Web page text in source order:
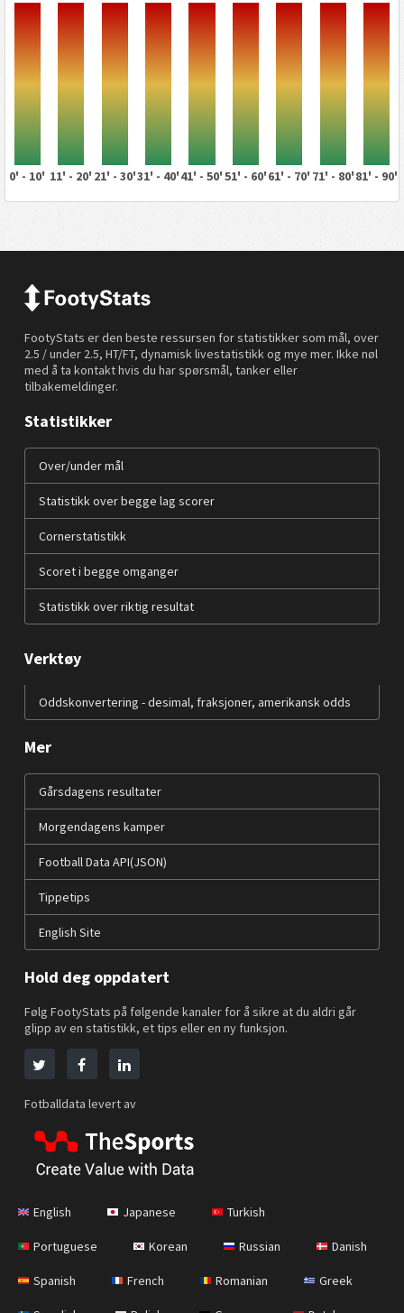
0' - 10' 11' - 20' 21' - 30'31' - 40'41' - 50'51' - 60'61' - 70' 71' - 80'81' - 90'
FootyStats er den beste ressursen for statistikker som mål, over
2.5 / under 2.5, HT/FT, dynamisk livestatistikk og mye mer. Ikke nøl
med å ta kontakt hvis du har spørsmål, tanker eller
tilbakemeldinger.
Statistikker
Over/under mål
Statistikk over begge lag scorer
Cornerstatistikk
Scoret i begge omganger
Statistikk over riktig resultat
Verktøy
Oddskonvertering - desimal, fraksjoner, amerikansk odds
Mer
Gårsdagens resultater
Morgendagens kamper
Football Data API(JSON)
Tippetips
English Site
Hold deg oppdatert
Følg FootyStats på følgende kanaler for å sikre at du aldri går
glipp av en statistikk, et tips eller en ny funksjon.
Fotballdata levert av
English Japanese Turkish
Portuguese Korean Russian Danish
Spanish French Romanian Greek